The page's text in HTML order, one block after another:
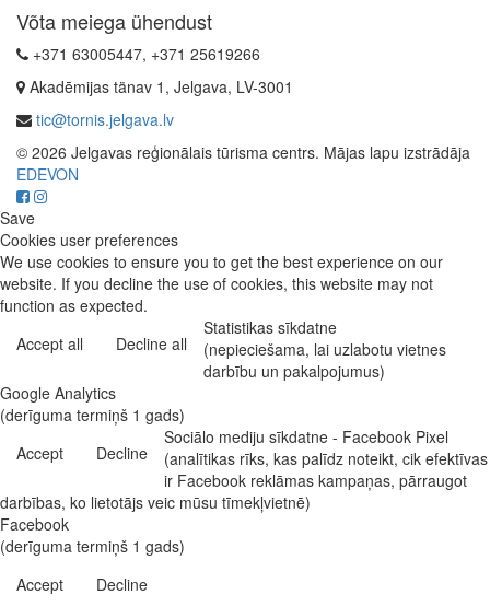
Võta meiega ühendust
+371 63005447, +371 25619266
Akadēmijas tänav 1, Jelgava, LV-3001
tic@tornis.jelgava.lv
© 2026 Jelgavas reģionālais tūrisma centrs. Mājas lapu izstrādāja
EDEVON
Save
Cookies user preferences
We use cookies to ensure you to get the best experience on our
website. If you decline the use of cookies, this website may not
function as expected.
Accept all
Decline all
Statistikas sīkdatne
(nepieciešama, lai uzlabotu vietnes
darbību un pakalpojumus)
Google Analytics
(derīguma termiņš 1 gads)
Accept
Decline
Sociālo mediju sīkdatne - Facebook Pixel
(analītikas rīks, kas palīdz noteikt, cik efektīvas
ir Facebook reklāmas kampaņas, pārraugot
darbības, ko lietotājs veic mūsu tīmekļvietnē)
Facebook
(derīguma termiņš 1 gads)
Accept
Decline